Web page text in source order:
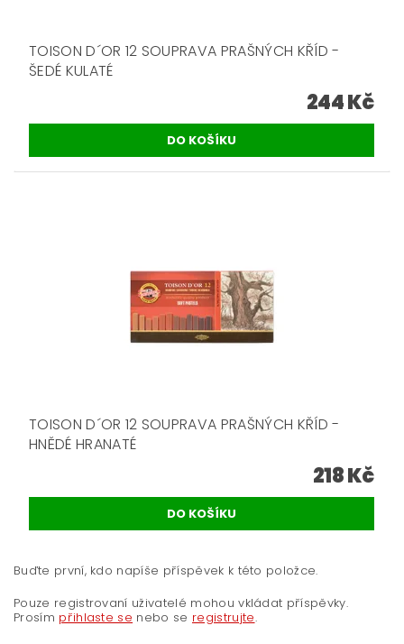
TOISON D´OR 12 SOUPRAVA PRAŠNÝCH KŘÍD -
ŠEDÉ KULATÉ
244 Kč
TOISON D´OR 12 SOUPRAVA PRAŠNÝCH KŘÍD -
HNĚDÉ HRANATÉ
218 Kč
Buďte první, kdo napíše příspěvek k této položce.
Pouze registrovaní uživatelé mohou vkládat příspěvky.
Prosím přihlaste se nebo se registrujte.